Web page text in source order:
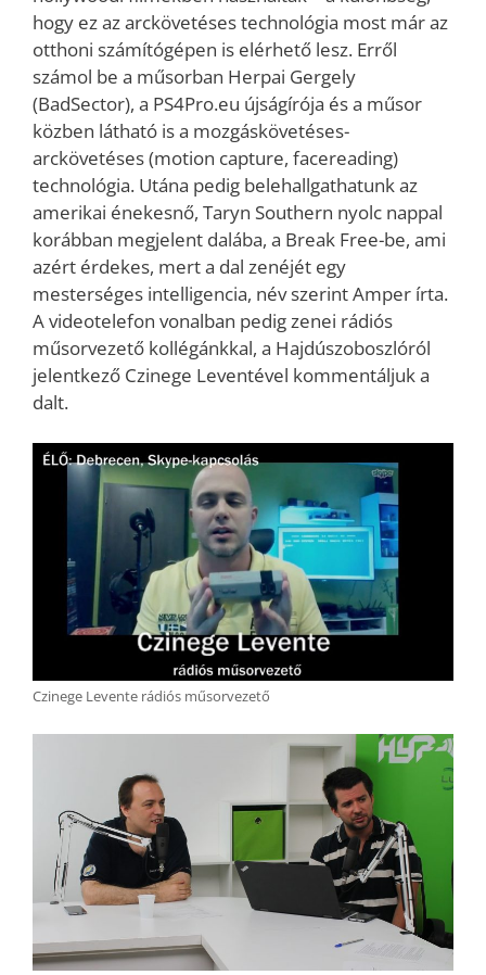
hogy ez az arckövetéses technológia most már az
otthoni számítógépen is elérhető lesz. Erről
számol be a műsorban Herpai Gergely
(BadSector), a PS4Pro.eu újságírója és a műsor
közben látható is a mozgáskövetéses-
arckövetéses (motion capture, facereading)
technológia. Utána pedig belehallgathatunk az
amerikai énekesnő, Taryn Southern nyolc nappal
korábban megjelent dalába, a Break Free-be, ami
azért érdekes, mert a dal zenéjét egy
mesterséges intelligencia, név szerint Amper írta.
A videotelefon vonalban pedig zenei rádiós
műsorvezető kollégánkkal, a Hajdúszoboszlóról
jelentkező Czinege Leventével kommentáljuk a
dalt.
Czinege Levente rádiós műsorvezető